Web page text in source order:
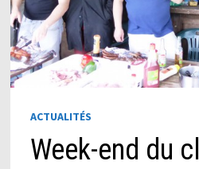
ACTUALITÉS
Week-end du